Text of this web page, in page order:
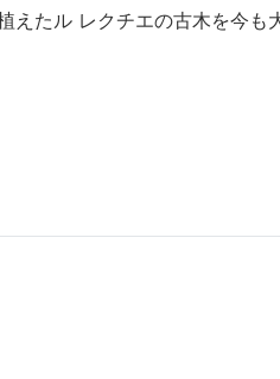
えたル レクチエの古木を今も